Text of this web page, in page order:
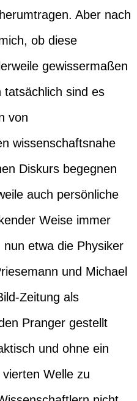
Aber nach
ob diese
gewissermaßen
tatsächlich sind es
von
wissenschaftsnahe
Diskurs begegnen
auch persönliche
Weise immer
etwa die Physiker
und Michael
Zeitung als
Pranger gestellt
und ohne ein
Welle zu